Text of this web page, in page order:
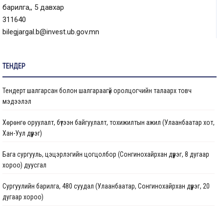
барилга,, 5 давхар
311640
bilegjargal.b@invest.ub.gov.mn
ТЕНДЕР
Тендерт шалгарсан болон шалгараагүй оролцогчийн талаарх товч
мэдээлэл
Хөрөнгө оруулалт, бүтээн байгуулалт, тохижилтын ажил (Улаанбаатар хот,
Хан-Уул дүүрэг)
Бага сургууль, цэцэрлэгийн цогцолбор (Сонгинохайрхан дүүрэг, 8 дугаар
хороо) дуусгал
Сургуулийн барилга, 480 суудал (Улаанбаатар, Сонгинохайрхан дүүрэг, 20
дугаар хороо)